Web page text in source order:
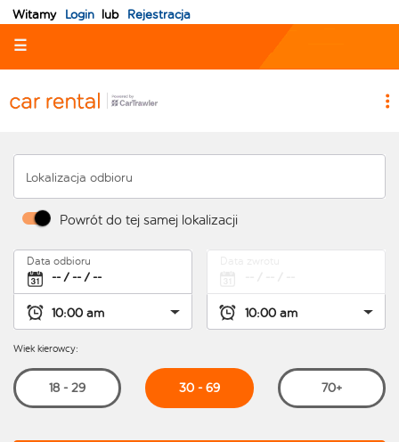
Witamy Login lub Rejestracja
☰
Lokalizacja odbioru
Powrót do tej samej lokalizacji
Data odbioru
Wiek kierowcy:
18 - 29 30 - 69 70+